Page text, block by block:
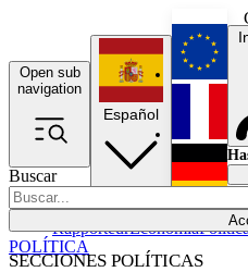
Open sub
navigation
Buscar
SECCIONES POLÍTICAS
RapporteurEconomía
Español
POLÍTICA